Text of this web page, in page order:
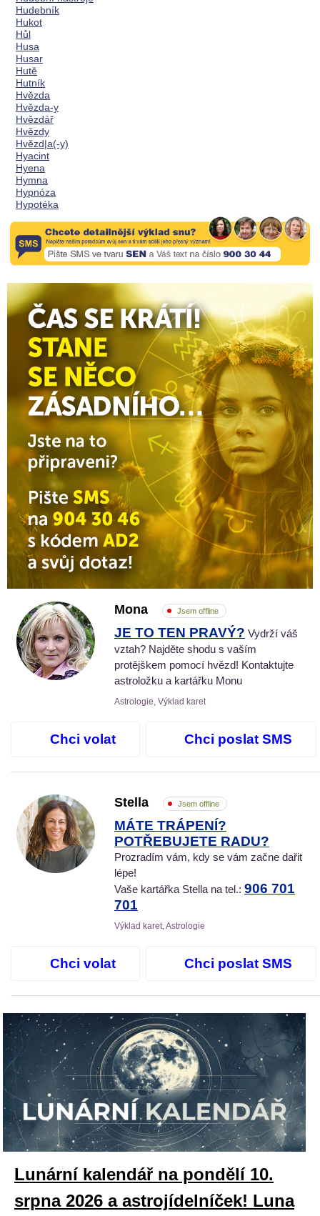
Hudebník
Hukot
Hůl
Husa
Husar
Hutě
Hutník
Hvězda
Hvězda-y
Hvězdář
Hvězdy
Hvězd|a(-y)
Hyacint
Hyena
Hymna
Hypnóza
Hypotéka
Mona Jsem offline
JE TO TEN PRAVÝ? Vydrží váš
vztah? Najděte shodu s vaším
protějškem pomocí hvězd! Kontaktujte
astroložku a kartářku Monu
Astrologie, Výklad karet
Chci volat Chci poslat SMS
Stella Jsem offline
MÁTE TRÁPENÍ?
POTŘEBUJETE RADU?
Prozradím vám, kdy se vám začne dařit
lépe!
Vaše kartářka Stella na tel.: 906 701
701
Výklad karet, Astrologie
Chci volat Chci poslat SMS
Lunární kalendář na pondělí 10.
srpna 2026 a astrojídelníček! Luna